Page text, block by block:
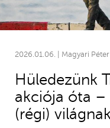
2026.01.06. | Magyari Péter
Hüledezünk
akciója óta –
(régi)